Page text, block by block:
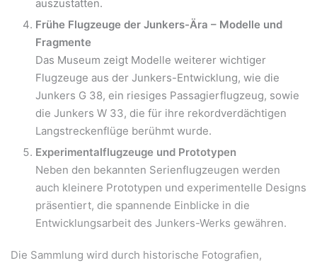
auszustatten.
Frühe Flugzeuge der Junkers-Ära – Modelle und
Fragmente
Das Museum zeigt Modelle weiterer wichtiger
Flugzeuge aus der Junkers-Entwicklung, wie die
Junkers G 38, ein riesiges Passagierflugzeug, sowie
die Junkers W 33, die für ihre rekordverdächtigen
Langstreckenflüge berühmt wurde.
Experimentalflugzeuge und Prototypen
Neben den bekannten Serienflugzeugen werden
auch kleinere Prototypen und experimentelle Designs
präsentiert, die spannende Einblicke in die
Entwicklungsarbeit des Junkers-Werks gewähren.
Die Sammlung wird durch historische Fotografien,